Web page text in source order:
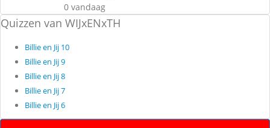
0 vandaag
Quizzen van WIJxENxTH
Billie en Jij 10
Billie en Jij 9
Billie en Jij 8
Billie en Jij 7
Billie en Jij 6